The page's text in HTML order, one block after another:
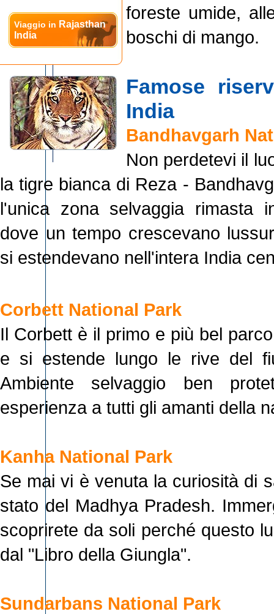
Viaggio in Rajasthan
India
foreste umide,
boschi di mango.
Famose
India
Bandhavgarh
Non perdetevi il
la tigre bianca di Reza -
l'unica zona selvaggia rimasta
dove un tempo crescevano
si estendevano nell'intera India
Corbett National Park
Il Corbett è il primo e più bel
e si estende lungo le rive del
Ambiente selvaggio ben
esperienza a tutti gli amanti della
Kanha National Park
Se mai vi è venuta la curiosità di
stato del Madhya Pradesh.
scoprirete da soli perché questo
dal "Libro della Giungla".
Sundarbans National Park